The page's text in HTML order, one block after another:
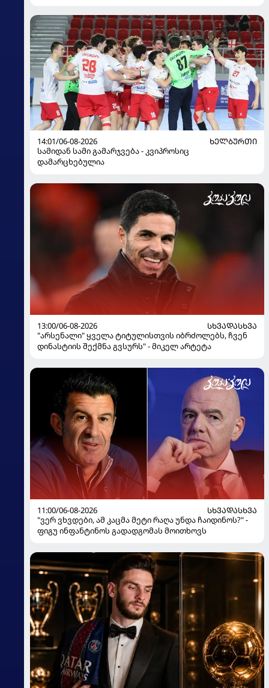
14:01/06-08-2026
ᲮᲔᲚᲑᲣᲠᲗᲘ
სამიდან სამი გამარჯვება - კვიპროსიც
დამარცხებულია
13:00/06-08-2026
ᲡᲮᲕᲐᲓᲐᲡᲮᲕᲐ
"არსენალი" ყველა ტიტულისთვის იბრძოლებს, ჩვენ
დინასტიის შექმნა გვსურს" - მიკელ არტეტა
11:00/06-08-2026
ᲡᲮᲕᲐᲓᲐᲡᲮᲕᲐ
"ვერ ვხვდები, ამ კაცმა მეტი რაღა უნდა ჩაიდინოს?" -
ფიგუ ინფანტინოს გადადგომას მოითხოვს